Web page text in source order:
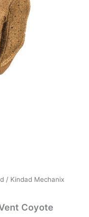
/ Kindad Mechanix
Coyote